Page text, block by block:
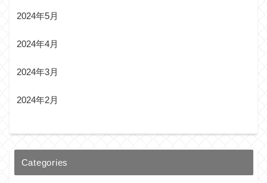
2024年5月
2024年4月
2024年3月
2024年2月
Categories